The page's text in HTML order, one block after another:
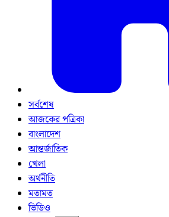
সর্বশেষ
আজকের পত্রিকা
বাংলাদেশ
আন্তর্জাতিক
খেলা
অর্থনীতি
মতামত
ভিডিও